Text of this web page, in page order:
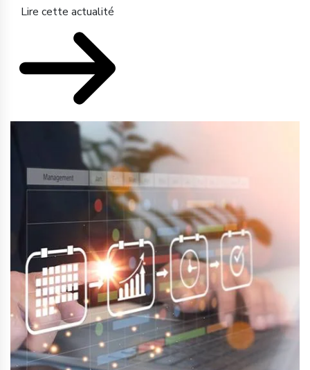
Lire cette actualité